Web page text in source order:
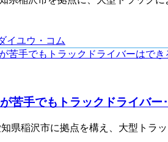
イユウ・コム
苦手でもトラックドライバー
県稲沢市に拠点を構え、大型トラ